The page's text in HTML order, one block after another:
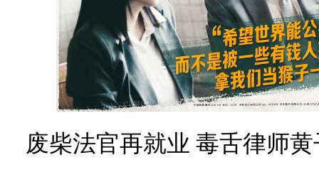
废柴法官再就业 毒舌律师